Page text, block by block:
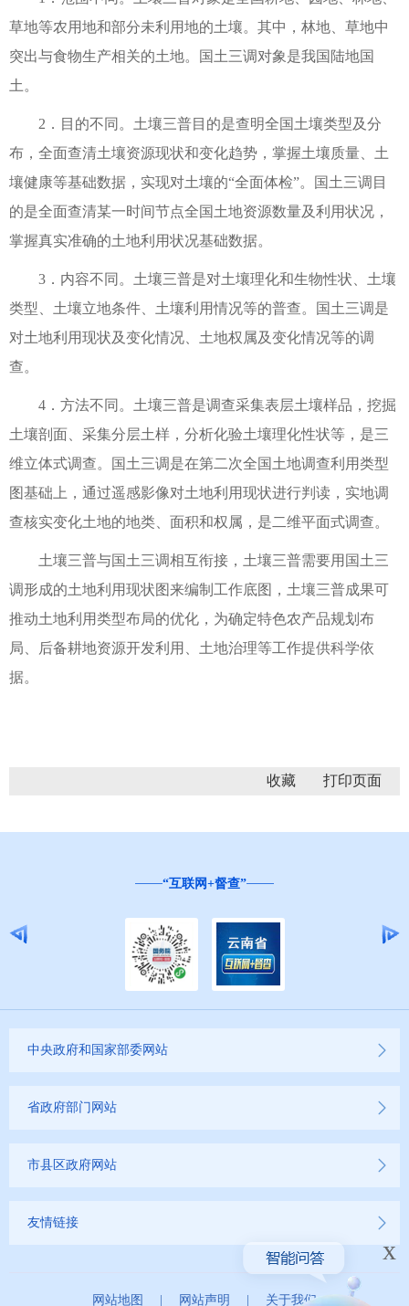
草地等农用地和部分未利用地的土壤。其中，林地、草地中
突出与食物生产相关的土地。国土三调对象是我国陆地国
土。
2．目的不同。土壤三普目的是查明全国土壤类型及分
布，全面查清土壤资源现状和变化趋势，掌握土壤质量、土
壤健康等基础数据，实现对土壤的“全面体检”。国土三调目
的是全面查清某一时间节点全国土地资源数量及利用状况，
掌握真实准确的土地利用状况基础数据。
3．内容不同。土壤三普是对土壤理化和生物性状、土壤
类型、土壤立地条件、土壤利用情况等的普查。国土三调是
对土地利用现状及变化情况、土地权属及变化情况等的调
查。
4．方法不同。土壤三普是调查采集表层土壤样品，挖掘
土壤剖面、采集分层土样，分析化验土壤理化性状等，是三
维立体式调查。国土三调是在第二次全国土地调查利用类型
图基础上，通过遥感影像对土地利用现状进行判读，实地调
查核实变化土地的地类、面积和权属，是二维平面式调查。
土壤三普与国土三调相互衔接，土壤三普需要用国土三
调形成的土地利用现状图来编制工作底图，土壤三普成果可
推动土地利用类型布局的优化，为确定特色农产品规划布
局、后备耕地资源开发利用、土地治理等工作提供科学依
据。
收藏
“互联网+督查”
中央政府和国家部委网站
省政府部门网站
市县区政府网站
友情链接
网站地图 网站声明 关于我们
x